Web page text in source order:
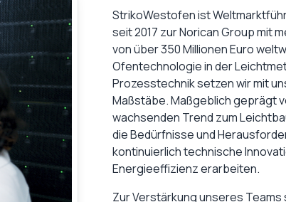
StrikoWestofen ist
seit 2017 zur Norican Group mit
von über 350 Millionen Euro
Ofentechnologie in der
Prozesstechnik setzen wir mit
Maßstäbe. Maßgeblich geprägt
wachsenden Trend zum
die Bedürfnisse und
kontinuierlich technische
Energieeffizienz erarbeiten.
Zur Verstärkung unseres